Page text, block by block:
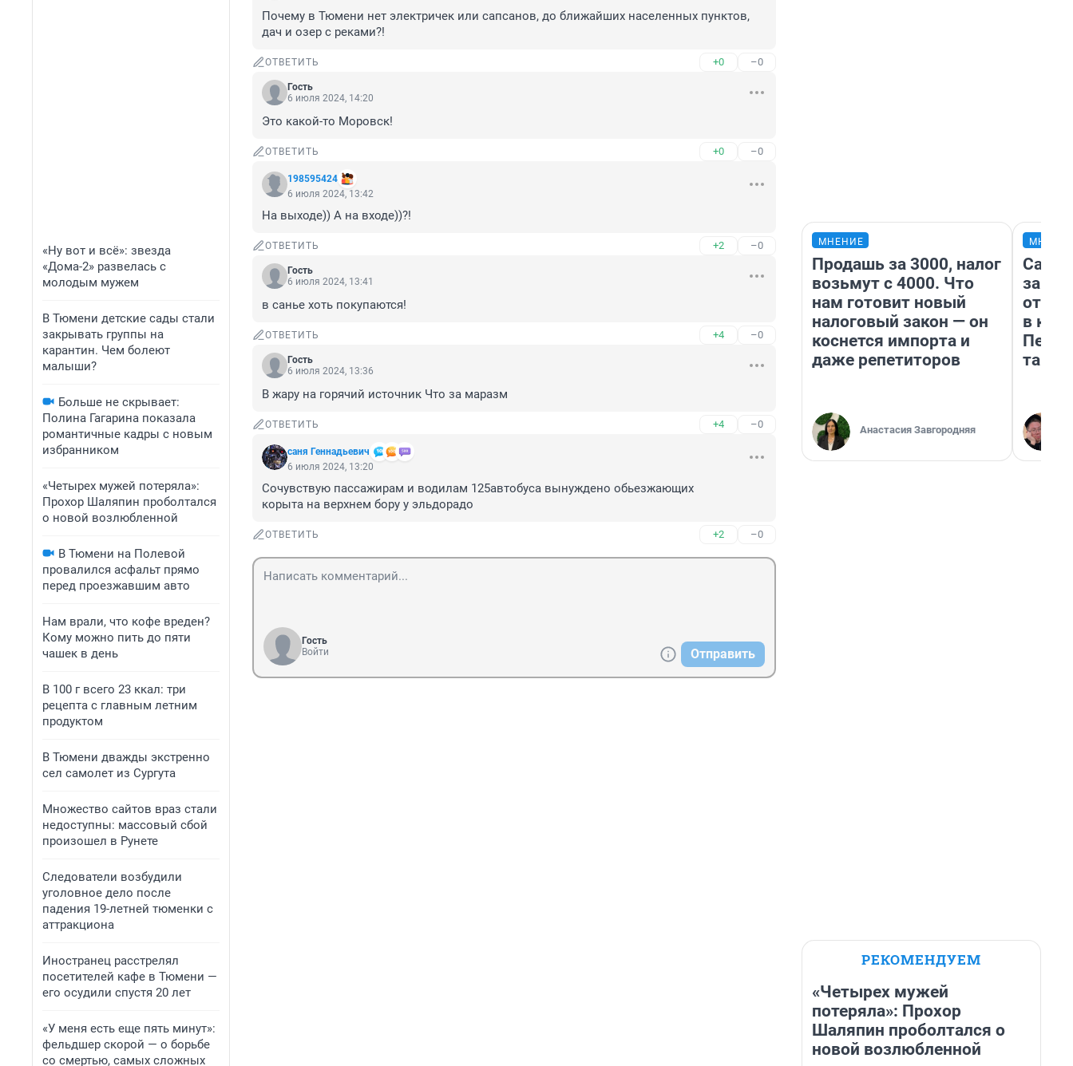
«Ну вот и всё»: звезда
«Дома-2» развелась с
молодым мужем
В Тюмени детские сады стали
закрывать группы на
карантин. Чем болеют
малыши?
Больше не скрывает:
Полина Гагарина показала
романтичные кадры с новым
избранником
«Четырех мужей потеряла»:
Прохор Шаляпин проболтался
о новой возлюбленной
В Тюмени на Полевой
провалился асфальт прямо
перед проезжавшим авто
Нам врали, что кофе вреден?
Кому можно пить до пяти
чашек в день
В 100 г всего 23 ккал: три
рецепта с главным летним
продуктом
В Тюмени дважды экстренно
сел самолет из Сургута
Множество сайтов враз стали
недоступны: массовый сбой
произошел в Рунете
Следователи возбудили
уголовное дело после
падения 19-летней тюменки с
аттракциона
Иностранец расстрелял
посетителей кафе в Тюмени —
его осудили спустя 20 лет
«У меня есть еще пять минут»:
фельдшер скорой — о борьбе
со смертью, самых сложных
Почему в Тюмени нет электричек или сапсанов, до ближайших населенных пунктов,
дач и озер с реками?!
ОТВЕТИТЬ +0 –0
Гость
6 июля 2024, 14:20
Это какой-то Моровск!
ОТВЕТИТЬ +0 –0
198595424
6 июля 2024, 13:42
На выходе)) А на входе))?!
ОТВЕТИТЬ +2 –0
Гость
6 июля 2024, 13:41
в санье хоть покупаются!
ОТВЕТИТЬ +4 –0
Гость
6 июля 2024, 13:36
В жару на горячий источник Что за маразм
ОТВЕТИТЬ +4 –0
саня Геннадьевич
6 июля 2024, 13:20
Сочувствую пассажирам и водилам 125автобуса вынуждено обьезжающих
корыта на верхнем бору у эльдорадо
ОТВЕТИТЬ +2 –0
Гость
Войти
Отправить
МНЕНИЕ
Продашь за 3000, налог
возьмут с 4000. Что
нам готовит новый
налоговый закон — он
коснется импорта и
даже репетиторов
Анастасия Завгородняя
в
там
РЕКОМЕНДУЕМ
«Четырех мужей
потеряла»: Прохор
Шаляпин проболтался о
новой возлюбленной